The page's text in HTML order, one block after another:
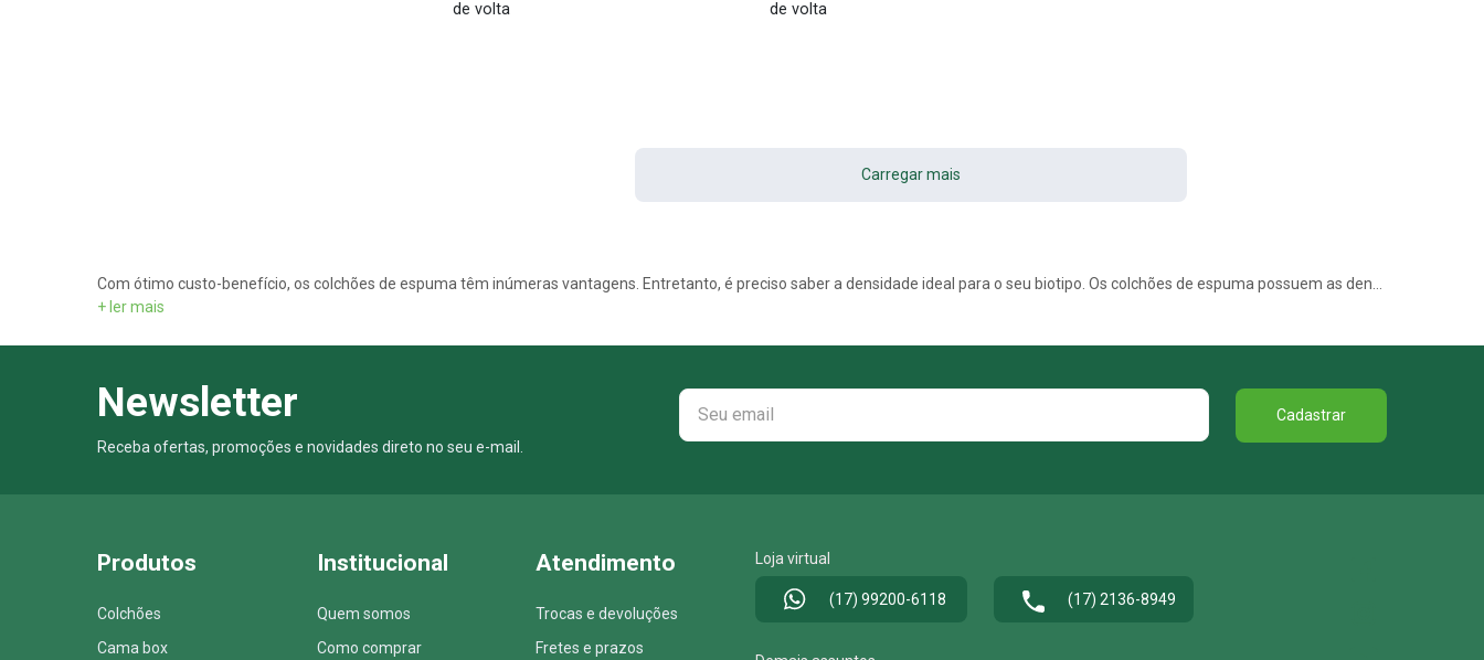
de volta
de volta
Carregar mais
+ ler mais
Newsletter
Receba ofertas, promoções e novidades direto no seu e-mail.
Cadastrar
Produtos
Colchões
Cama box
Institucional
Quem somos
Como comprar
Atendimento
Trocas e devoluções
Fretes e prazos
Loja virtual
(17) 99200-6118 (17) 2136-8949